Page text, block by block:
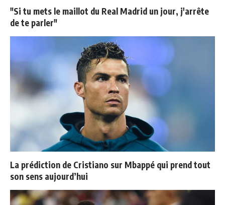
"Si tu mets le maillot du Real Madrid un jour, j'arrête
de te parler"
La prédiction de Cristiano sur Mbappé qui prend tout
son sens aujourd’hui